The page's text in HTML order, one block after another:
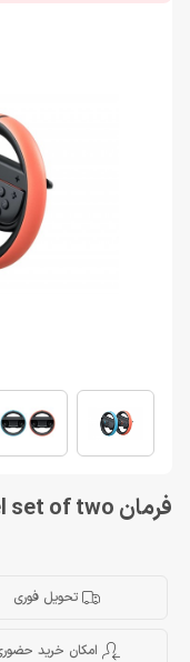
فرمان Nintendo Switch 2 Wheel set of two
تحویل فوری
امکان خرید